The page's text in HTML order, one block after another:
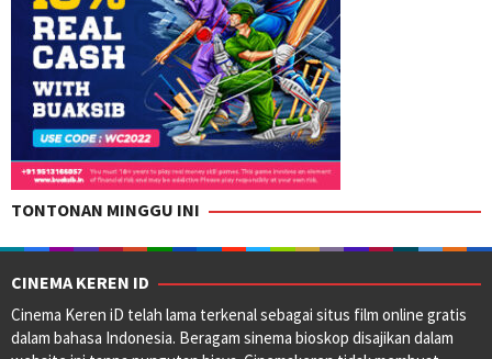
TONTONAN MINGGU INI
CINEMA KEREN ID
Cinema Keren iD telah lama terkenal sebagai situs film online gratis
dalam bahasa Indonesia. Beragam sinema bioskop disajikan dalam